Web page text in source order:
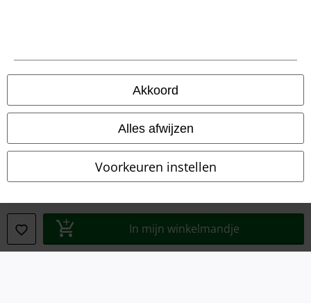
Akkoord
Alles afwijzen
Voorkeuren instellen
In mijn winkelmandje
Bedrijfsgegevens
Privacyverklaring
Informatie over toegankelijkheid
Cookie-instellingen
Annuleer bestelling